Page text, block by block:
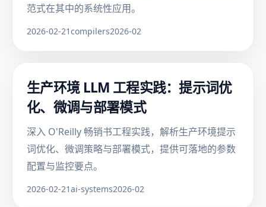
范式在其中的系统性应用。
2026-02-21compilers2026-02
生产环境 LLM 工程实践：提示词优
化、微调与部署模式
深入 O'Reilly 畅销书工程实践，解析生产环境提示
词优化、微调策略与部署模式，提供可落地的参数
配置与监控要点。
2026-02-21ai-systems2026-02